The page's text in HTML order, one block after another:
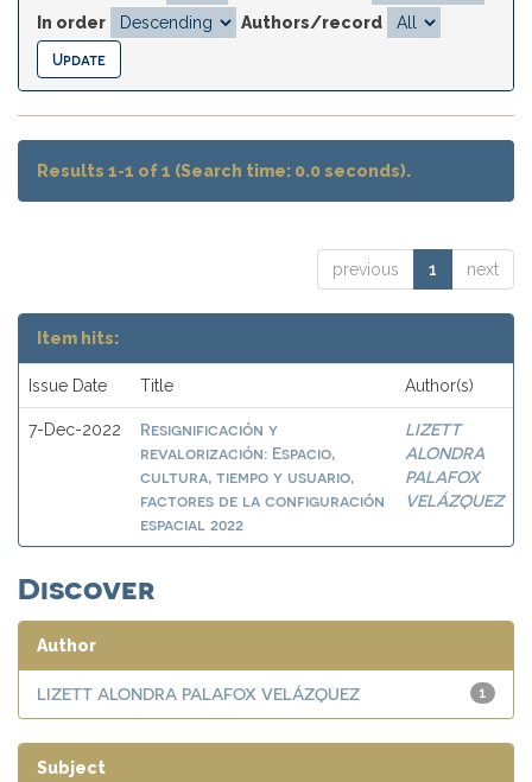
In order
Authors/record
Results 1-1 of 1 (Search time: 0.0 seconds).
previous 1 next
Item hits:
Issue Date Title Author(s)
7-Dec-2022
Resignificación y
revalorización: Espacio,
cultura, tiempo y usuario,
factores de la configuración
espacial 2022
LIZETT
ALONDRA
PALAFOX
VELÁZQUEZ
Discover
Author
1
LIZETT ALONDRA PALAFOX VELÁZQUEZ
Subject